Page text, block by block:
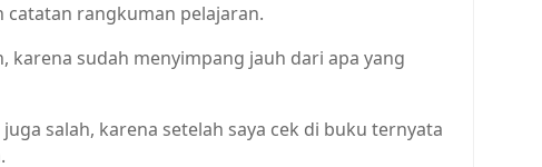
rangkuman pelajaran.
karena sudah menyimpang jauh dari apa yang
salah, karena setelah saya cek di buku ternyata